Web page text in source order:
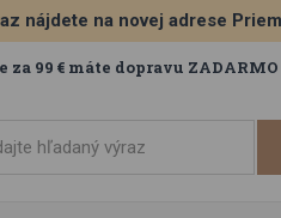
nájdete na novej adrese
za 99 € máte dopravu ZADARMO